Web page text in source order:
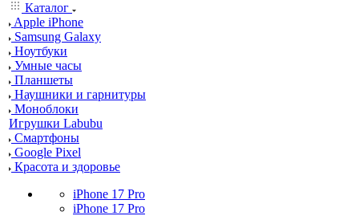
Каталог
Apple iPhone
Samsung Galaxy
Ноутбуки
Умные часы
Планшеты
Наушники и гарнитуры
Моноблоки
Игрушки Labubu
Смартфоны
Google Pixel
Красота и здоровье
iPhone 17 Pro
iPhone 17 Pro